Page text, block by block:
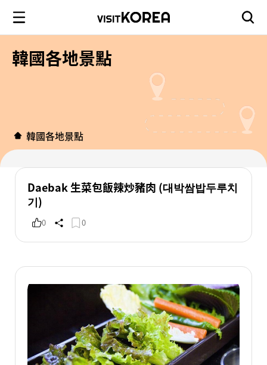
韓國各地景點
韓國各地景點
Daebak 生菜包飯辣炒豬肉 (대박쌈밥두루치
기)
0 0